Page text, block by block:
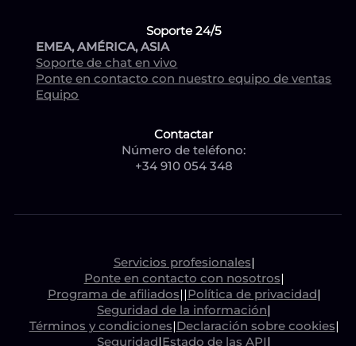
Soporte 24/5
EMEA, AMÉRICA, ASIA
Soporte de chat en vivo
Ponte en contacto con nuestro equipo de ventas
Equipo
Contactar
Número de teléfono:
+34 910 054 348
Servicios profesionales|
Ponte en contacto con nosotros|
Programa de afiliados||Política de privacidad|
Seguridad de la información|
Términos y condiciones|Declaración sobre cookies|
Seguridad|Estado de las API|